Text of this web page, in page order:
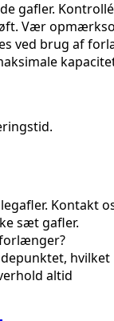
gafler.
Vær
ved brug af
Kontakt
sæt gafler.
hvilket
altid